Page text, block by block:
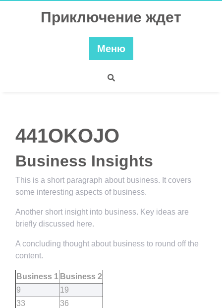
Приключение ждет
Меню
441OKOJO
Business Insights
This is a short paragraph about business. It covers
some interesting aspects of business.
Another short insight into business. Key ideas are
briefly discussed here.
A concluding thought about business to round off the
content.
Business 1 Business 2
9
19
33
36